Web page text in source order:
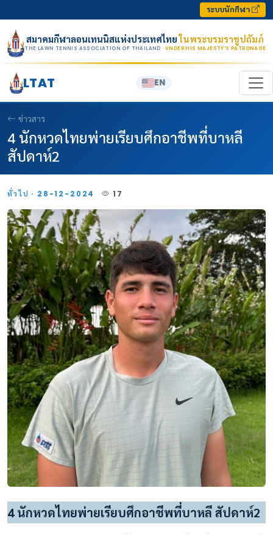
ระบบนักกีฬา
สมาคมกีฬาลอนเทนนิสแห่งประเทศไทยในพระบรมราชูปถัมภ์
THE LAWN TENNIS ASSOCIATION OF THAILAND · UNDER HIS MAJESTY’S PATRONAGE
LTAT EN
ข่าวสาร
4 นักหวดไทยพ่ายเรียบศึกอาชีพที่บาหลี
สัปดาห์2
ทั่วไป · 28-12-2024 17
4 นักหวดไทยพ่ายเรียบศึกอาชีพที่บาหลี สัปดาห์2